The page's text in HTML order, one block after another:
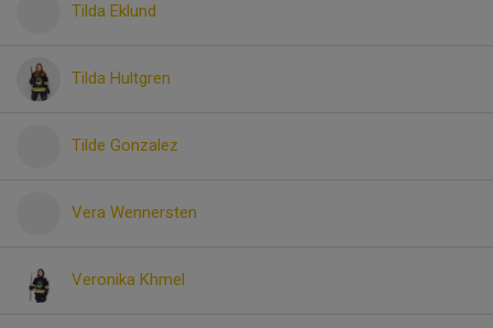
Tilda Eklund
Tilda Hultgren
Tilde Gonzalez
Vera Wennersten
Veronika Khmel